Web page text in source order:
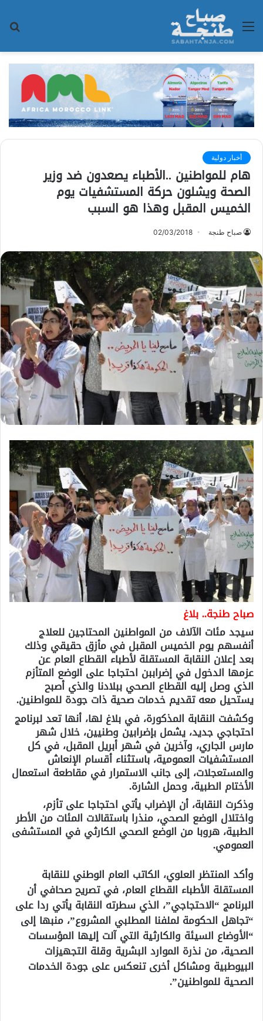
القائمة
أخبار دولية
هام للمواطنين ..الأطباء يصعدون ضد وزير
الصحة ويشلون حركة المستشفيات يوم
الخميس المقبل وهذا هو السبب
صباح طنجة 02/03/2018
صباح طنجة.. بلاغ
سيجد مئات الآلاف من المواطنين المحتاجين للعلاج
أنفسهم يوم الخميس المقبل في مأزق حقيقي وذلك
بعد إعلان النقابة المستقلة لأطباء القطاع العام عن
عزمها الدخول في إضراببن احتجاجا على الوضع المتأزم
الذي وصل إليه القطاع الصحي ببلادنا والذي أصبح
يستحيل معه تقديم خدمات صحية ذات جودة للمواطنين.
وكشفت النقابة المذكورة، في بلاغ لها، أنها تعد لبرنامج
احتجاجي جديد، يشمل بإضرابين وطنيين، خلال شهر
مارس الجاري، وآخرين في شهر أبريل المقبل، في كل
المستشفيات العمومية، باستثناء أقسام الإنعاش
والمستعجلات، إلى جانب الاستمرار في مقاطعة استعمال
الأختام الطبية، وحمل الشارة.
وذكرت النقابة، أن الإضراب يأتي احتجاجا على تأزم،
واختلال الوضع الصحي، منذرا باستقالات المئات من الأطر
الطبية، هروبا من الوضع الصحي الكارثي في المستشفى
العمومي.
وأكد المنتظر العلوي، الكاتب العام الوطني للنقابة
المستقلة الأطباء القطاع العام، في تصريح صحافي أن
البرنامج “الاحتجاجي”، الذي سطرته النقابة يأتي ردا على
“تجاهل الحكومة لملفنا المطلبي المشروع”، منبها إلى
“الأوضاع السيئة والكارثية التي آلت إليها المؤسسات
الصحية، من نذرة الموارد البشرية وقلة التجهيزات
البيوطبية ومشاكل أخرى تنعكس على جودة الخدمات
الصحية للمواطنين”.